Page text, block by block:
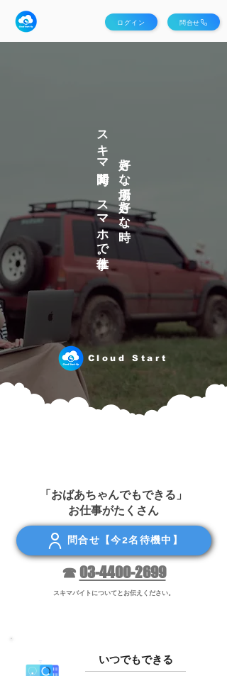
ログイン 問合せ
好きな場所、好きな時。
スキマ時間で、スマホで仕事。
Cloud Start
「おばあちゃんでもできる」
お仕事がたくさん
問合せ【今2名待機中】
☎︎ 03-4400-2699
スキマバイトについてとお伝えください。
いつでもできる